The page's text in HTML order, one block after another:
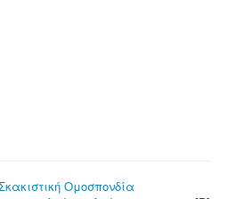
Ομοσπονδία